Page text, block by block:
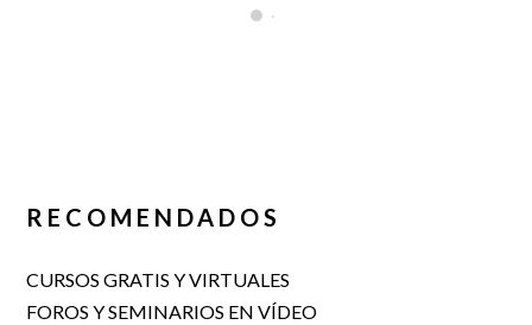
RECOMENDADOS
CURSOS GRATIS Y VIRTUALES
FOROS Y SEMINARIOS EN VÍDEO